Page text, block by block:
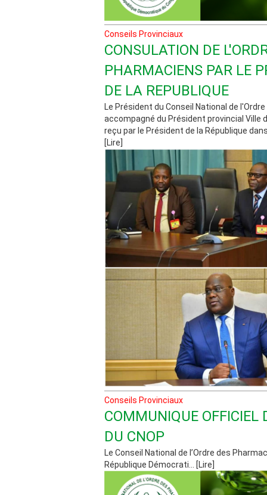
Conseils Provinciaux
CONSULATION DE
PHARMACIENS PAR LE
DE LA REPUBLIQUE
Le Président du Conseil National de
accompagné du Président provincial Ville
reçu par le Président de la République
[Lire]
Conseils Provinciaux
COMMUNIQUE OFFICIEL
DU CNOP
Le Conseil National de l’Ordre des
République Démocrati... [Lire]